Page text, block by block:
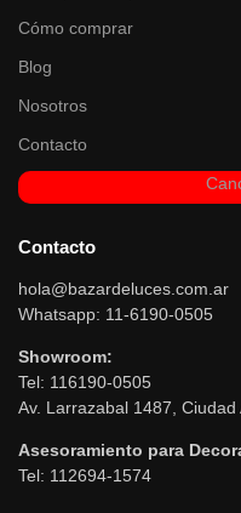
Cómo comprar
Blog
Nosotros
Contacto
Contacto
hola@bazardeluces.com.ar
Whatsapp: 11-6190-0505
Showroom:
Tel: 116190-0505
Av. Larrazabal 1487, Ciudad
Asesoramiento para
Tel: 112694-1574